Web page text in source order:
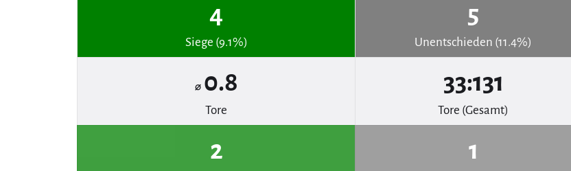
4
Siege (9.1%)
5
Unentschieden (11.4%)
⌀ 0.8
Tore
33:131
Tore (Gesamt)
2 1